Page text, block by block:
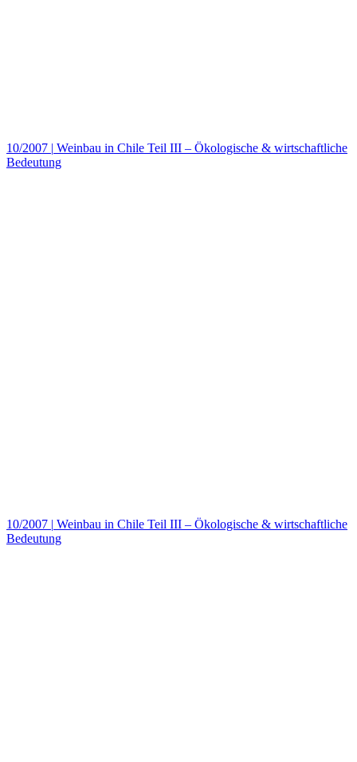
10/2007 | Weinbau in Chile Teil III – Ökologische & wirtschaftliche
Bedeutung
10/2007 | Weinbau in Chile Teil III – Ökologische & wirtschaftliche
Bedeutung